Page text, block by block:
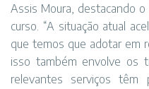
Assis Moura, destacando
curso. “A situação atual
que temos que adotar em
isso também envolve os
relevantes serviços têm